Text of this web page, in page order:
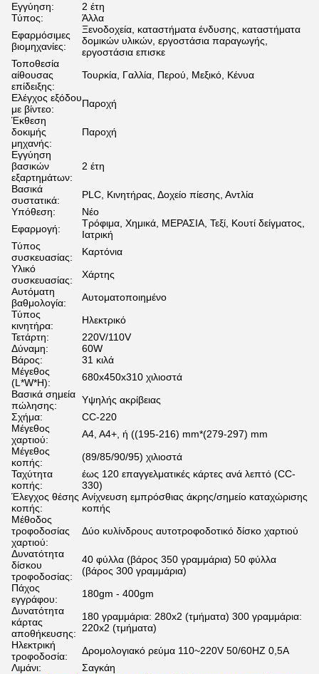
Εγγύηση:
2 έτη
Τύπος:
Άλλα
Εφαρμόσιμες
βιομηχανίες:
Ξενοδοχεία, καταστήματα ένδυσης, καταστήματα
δομικών υλικών, εργοστάσια παραγωγής,
εργοστάσια επισκε
Τοποθεσία
αίθουσας
επίδειξης:
Τουρκία, Γαλλία, Περού, Μεξικό, Κένυα
Ελέγχος εξόδου
με βίντεο:
Παροχή
Έκθεση
δοκιμής
μηχανής:
Παροχή
Εγγύηση
βασικών
εξαρτημάτων:
2 έτη
Βασικά
συστατικά:
PLC, Κινητήρας, Δοχείο πίεσης, Αντλία
Υπόθεση:
Νέο
Εφαρμογή:
Τρόφιμα, Χημικά, ΜΕΡΑΣΙΑ, Τεξί, Κουτί δείγματος,
Ιατρική
Τύπος
συσκευασίας:
Καρτόνια
Υλικό
συσκευασίας:
Χάρτης
Αυτόματη
βαθμολογία:
Αυτοματοποιημένο
Τύπος
κινητήρα:
Ηλεκτρικό
Τετάρτη:
220V/110V
Δύναμη:
60W
Βάρος:
31 κιλά
Μέγεθος
(L*W*H):
680x450x310 χιλιοστά
Βασικά σημεία
πώλησης:
Υψηλής ακρίβειας
Σχήμα:
CC-220
Μέγεθος
χαρτιού:
Α4, Α4+, ή ((195-216) mm*(279-297) mm
Μέγεθος
κοπής:
(89/85/90/95) χιλιοστά
Ταχύτητα
κοπής:
έως 120 επαγγελματικές κάρτες ανά λεπτό (CC-
330)
Έλεγχος θέσης
κοπής:
Ανίχνευση εμπρόσθιας άκρης/σημείο καταχώρισης
κοπής
Μέθοδος
τροφοδοσίας
χαρτιού:
Δύο κυλίνδρους αυτοτροφοδοτικό δίσκο χαρτιού
Δυνατότητα
δίσκου
τροφοδοσίας:
40 φύλλα (βάρος 350 γραμμάρια) 50 φύλλα
(βάρος 300 γραμμάρια)
Πάχος
εγγράφου:
180gm - 400gm
Δυνατότητα
κάρτας
αποθήκευσης:
180 γραμμάρια: 280x2 (τμήματα) 300 γραμμάρια:
220x2 (τμήματα)
Ηλεκτρική
τροφοδοσία:
Δρομολογιακό ρεύμα 110~220V 50/60HZ 0,5A
Λιμάνι:
Σαγκάη